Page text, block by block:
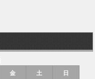
金 土 日